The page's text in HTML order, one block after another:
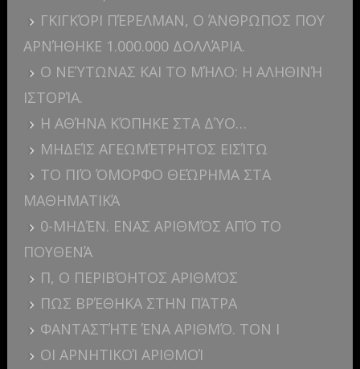
ΓΚΙΓΚΌΡΙ ΠΈΡΕΛΜΑΝ, Ο ΆΝΘΡΩΠΟΣ ΠΟΥ
ΑΡΝΉΘΗΚΕ 1.000.000 ΔΟΛΛΆΡΙΑ.
Ο ΝΕΎΤΩΝΑΣ ΚΑΙ ΤΟ ΜΉΛΟ: Η ΑΛΗΘΙΝΉ
ΙΣΤΟΡΊΑ.
Η ΑΘΉΝΑ ΚΌΠΗΚΕ ΣΤΑ ΔΎΟ…
ΜΗΔΕΊΣ ΑΓΕΩΜΈΤΡΗΤΟΣ ΕΙΣΊΤΩ
ΤΟ ΠΙΌ ΌΜΟΡΦΟ ΘΕΏΡΗΜΑ ΣΤΑ
ΜΑΘΗΜΑΤΙΚΆ
0-ΜΗΔΈΝ. ΕΝΑΣ ΑΡΙΘΜΌΣ ΑΠΌ ΤΟ
ΠΟΥΘΕΝΆ
Π, Ο ΠΕΡΙΒΌΗΤΟΣ ΑΡΙΘΜΌΣ
ΠΩΣ ΒΡΈΘΗΚΑ ΣΤΗΝ ΠΆΤΡΑ
ΦΑΝΤΑΣΤΉΤΕ ΈΝΑ ΑΡΙΘΜΌ. ΤΟΝ I
ΟΙ ΑΡΝΗΤΙΚΟΊ ΑΡΙΘΜΟΊ